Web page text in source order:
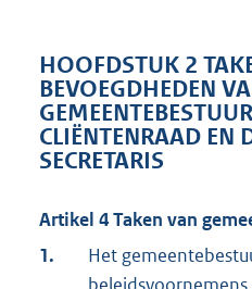
HOOFDSTUK 2
BEVOEGDHEDEN
CLIËNTENRAAD EN
SECRETARIS
Artikel 4 Taken van
1.
Het